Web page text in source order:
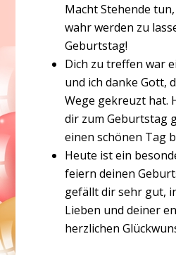
Macht Stehende
wahr werden zu
Geburtstag!
Dich zu treffen war
und ich danke Gott,
Wege gekreuzt hat.
dir zum Geburtstag
einen schönen Tag
Heute ist ein
feiern deinen
gefällt dir sehr gut,
Lieben und deiner
herzlichen